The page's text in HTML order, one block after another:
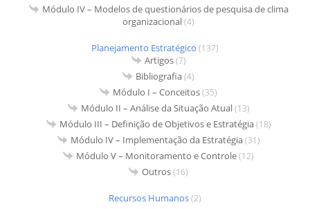
Módulo IV – Modelos de questionários de pesquisa de clima
organizacional(4)
Planejamento Estratégico (137)
Artigos(7)
Bibliografia(4)
Módulo I – Conceitos(35)
Módulo II – Análise da Situação Atual(13)
Módulo III – Definição de Objetivos e Estratégia(18)
Módulo IV – Implementação da Estratégia(31)
Módulo V – Monitoramento e Controle(12)
Outros(16)
Recursos Humanos(2)